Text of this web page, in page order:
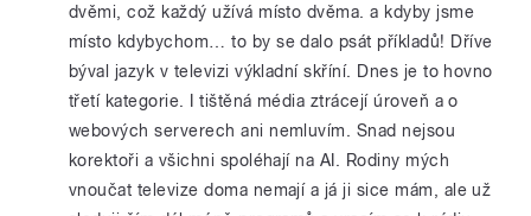
dvěmi, což každý užívá místo dvěma. a kdyby jsme
místo kdybychom… to by se dalo psát příkladů! Dříve
býval jazyk v televizi výkladní skříní. Dnes je to hovno
třetí kategorie. I tištěná média ztrácejí úroveň a o
webových serverech ani nemluvím. Snad nejsou
korektoři a všichni spoléhají na AI. Rodiny mých
vnoučat televize doma nemají a já ji sice mám, ale už